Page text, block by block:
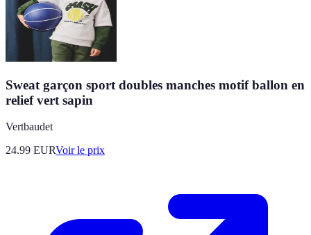
Sweat garçon sport doubles manches motif ballon en
relief vert sapin
Vertbaudet
24.99 EURVoir le prix